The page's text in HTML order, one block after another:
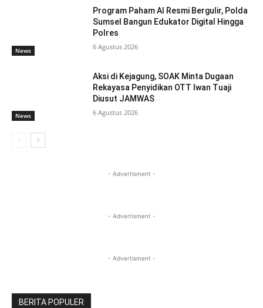
News
Program Paham AI Resmi Bergulir, Polda
Sumsel Bangun Edukator Digital Hingga
Polres
6 Agustus 2026
News
Aksi di Kejagung, SOAK Minta Dugaan
Rekayasa Penyidikan OTT Iwan Tuaji
Diusut JAMWAS
6 Agustus 2026
- Advertisment -
- Advertisment -
- Advertisment -
BERITA POPULER